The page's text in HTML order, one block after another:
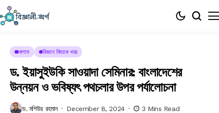
কলাম বিজ্ঞান বিষয়ক খবর
ড. ইয়াসুইউকি সাওয়াদা সেমিনার: বাংলাদেশের
উন্নয়ন ও ভবিষ্যৎ পথচলার উপর পর্যালোচনা
ড. মশিউর রহমান December 8, 2024
3 Mins Read